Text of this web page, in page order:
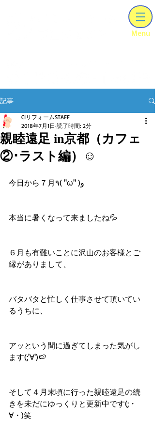
​Menu
記事
親睦遠足 in京都（カフェ
②･ラスト編）☺
CIリフォームSTAFF
2018年7月1日 読了時間: 2分
今日から７月٩( ''ω'' )و
本当に暑くなって来ましたね💦
６月も有難いことに沢山のお客様とご
縁がありまして、
バタバタと忙しく仕事させて頂いてい
るうちに、
アッという間に過ぎてしまった気がし
ます(;'∀')🍉
そして４月末頃に行った親睦遠足の続
きを未だにゆっくりと更新中です(;・
∀・)笑